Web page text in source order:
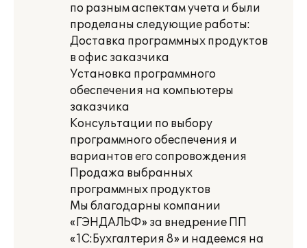
по разным аспектам учета и были
проделаны следующие работы:
Доставка программных продуктов
в офис заказчика
Установка программного
обеспечения на компьютеры
заказчика
Консультации по выбору
программного обеспечения и
вариантов его сопровождения
Продажа выбранных
программных продуктов
Мы благодарны компании
«ГЭНДАЛЬФ» за внедрение ПП
«1С:Бухгалтерия 8» и надеемся на